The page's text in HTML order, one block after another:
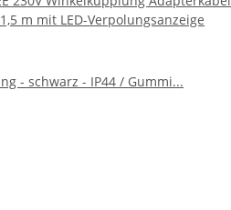
m mit LED-Verpolungsanzeige